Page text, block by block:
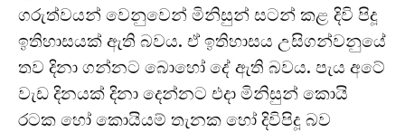
ගරුත්වයන් වෙනුවෙන් මිනිසුන් සටන් කළ දිවි පිදූ
ඉතිහාසයක් ඇති බවය. ඒ ඉතිහාසය උසිගන්වනුයේ
තව දිනා ගන්නට බොහෝ දේ ඇති බවය. පැය අටේ
වැඩ දිනයක් දිනා දෙන්නට එදා මිනිසුන් කොයි
රටක හෝ කොයියම් තැනක හෝ දිවිපිදූ බව